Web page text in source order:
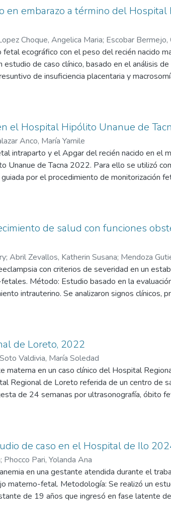
en embarazo a término del
Choque, Angelica Maria; Escobar Bermejo,
ecográfico con el peso del recién nacido
de caso clínico, basado en el análisis de
de insuficiencia placentaria y
los exámenes auxiliares se realizó ecografía
gramos, evidenciándose una diferencia de
predicción de macrosomía fetal. Se concluye
recién nacido macrosómico, lo que respalda la
el Hospital Hipólito Unanue de
Anco, María Yamile
intraparto y el Apgar del recién nacido en el
de Tacna 2022. Para ello se utilizó
por el procedimiento de monitorización
materno perinatal. Resultado: se realizo la
de trabajo de parto y con vía permeable
ginecologo de turno quien confirma
para cesárea. Se obtuvo como resultado un
de 3 al minuto, 7 a los cinco minutos y
fetal, del mismo modo el monitoreo
fetal se programó una cesárea de
de salud con funciones
; Abril Zevallos, Katherin Susana; Mendoza
con criterios de severidad en un
Método: Estudio basado en la
intrauterino. Se analizaron signos clínicos,
emergencia permitieron estabilizar a la
para reducir riesgos materno-fetales.
de Loreto, 2022
Soto Valdivia, María Soledad
materna en un caso clínico del Hospital
Regional de Loreto referida de un centro de
de 24 semanas por ultrasonografía, óbito
y sintomáticos; después de 19 días fallece,
de caso en el Hospital de Ilo
; Phocco Pari, Yolanda Ana
en una gestante atendida durante el
materno-fetal. Metodología: Se realizó un
de 19 años que ingresó en fase latente
de exámenes auxiliares y el manejo